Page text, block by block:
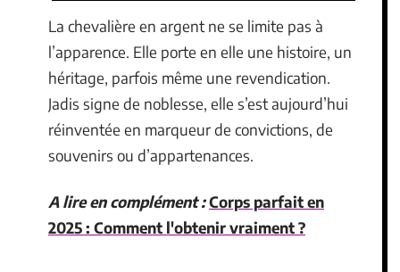
La chevalière en argent ne se limite pas à
l’apparence. Elle porte en elle une histoire, un
héritage, parfois même une revendication.
Jadis signe de noblesse, elle s’est aujourd’hui
réinventée en marqueur de convictions, de
souvenirs ou d’appartenances.
A lire en complément :Corps parfait en
2025 : Comment l'obtenir vraiment ?